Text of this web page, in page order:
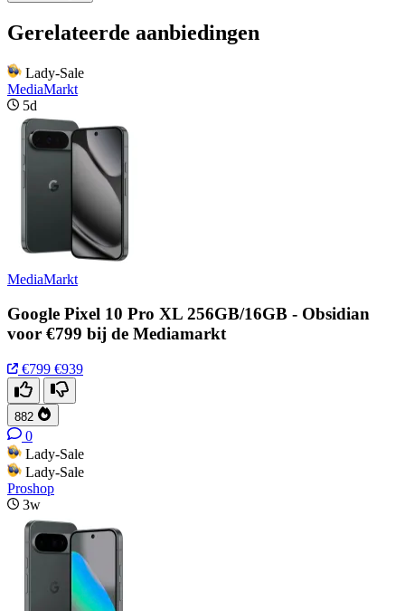
Gerelateerde aanbiedingen
Lady-Sale
MediaMarkt
5d
MediaMarkt
Google Pixel 10 Pro XL 256GB/16GB - Obsidian
voor €799 bij de Mediamarkt
€799 €939
882
0
Lady-Sale
Lady-Sale
Proshop
3w